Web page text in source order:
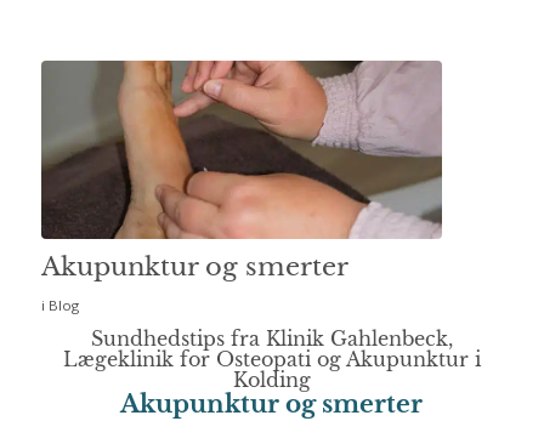
Akupunktur og smerter
i Blog
Sundhedstips fra Klinik Gahlenbeck,
Lægeklinik for Osteopati og Akupunktur i
Kolding
Akupunktur og smerter